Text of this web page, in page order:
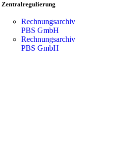
Zentralregulierung
Rechnungsarchiv
PBS GmbH
Rechnungsarchiv
PBS GmbH